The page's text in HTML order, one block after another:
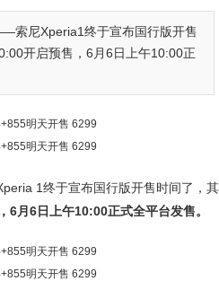
索尼Xperia1终于宣布国行版开售
开启预售，6月6日上午10:00正
1终于宣布国行版开售时间了，其
6月6日上午10:00正式全平台发售。